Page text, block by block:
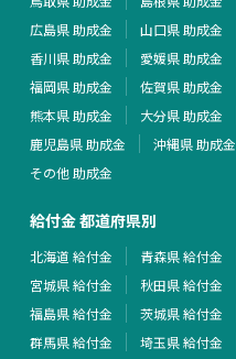
広島県 助成金
山口県 助成金
香川県 助成金
愛媛県 助成金
福岡県 助成金
佐賀県 助成金
熊本県 助成金
大分県 助成金
鹿児島県 助成金
沖縄県 助成金
その他 助成金
給付金 都道府県別
北海道 給付金 青森県 給付金
宮城県 給付金
秋田県 給付金
福島県 給付金
茨城県 給付金
群馬県 給付金
埼玉県 給付金